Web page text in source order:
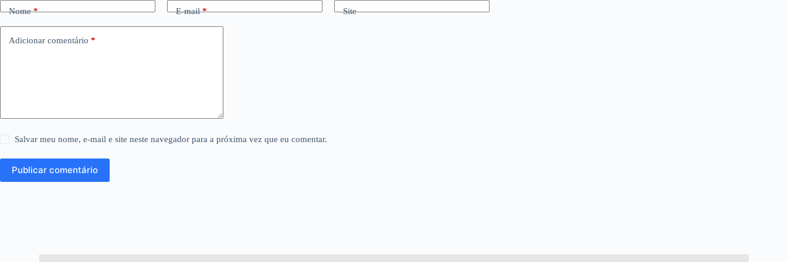
Nome* E-mail* Site
Adicionar comentário *
Salvar meu nome, e-mail e site neste navegador para a próxima vez que eu comentar.
Publicar comentário